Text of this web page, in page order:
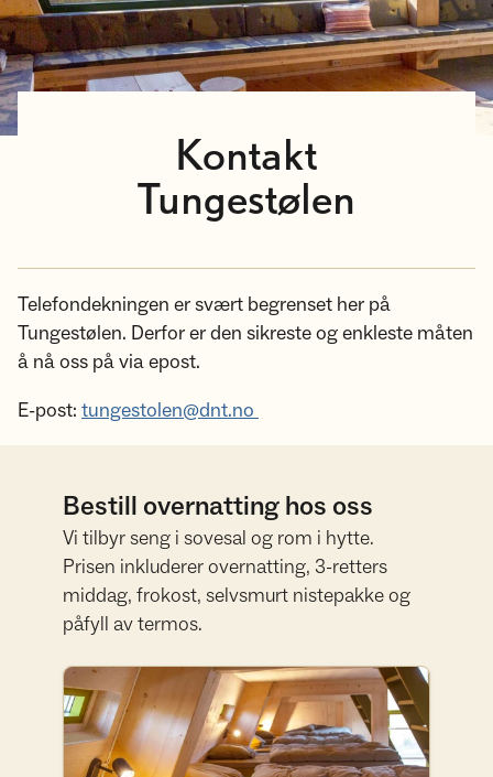
Kontakt
Tungestølen
Telefondekningen er svært begrenset her på
Tungestølen. Derfor er den sikreste og enkleste måten
å nå oss på via epost.
E-post: tungestolen@dnt.no
Bestill overnatting hos oss
Vi tilbyr seng i sovesal og rom i hytte.
Prisen inkluderer overnatting, 3-retters
middag, frokost, selvsmurt nistepakke og
påfyll av termos.
Les mer om overnatting